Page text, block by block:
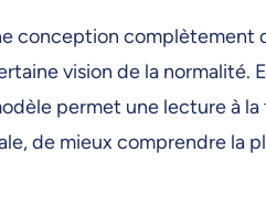
conception complètement
vision de la normalité.
permet une lecture à
de mieux comprendre la